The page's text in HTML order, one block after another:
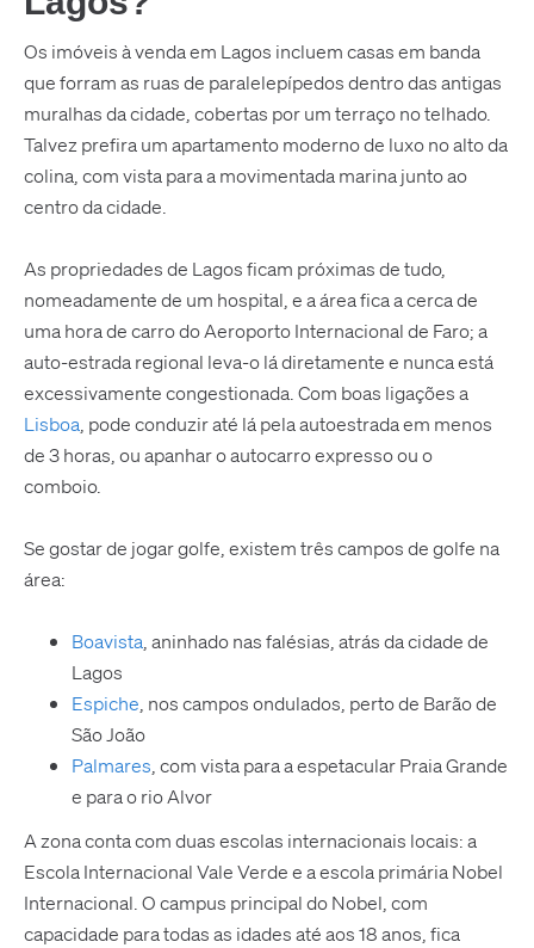
Os imóveis à venda em Lagos incluem casas em banda
que forram as ruas de paralelepípedos dentro das antigas
muralhas da cidade, cobertas por um terraço no telhado.
Talvez prefira um apartamento moderno de luxo no alto da
colina, com vista para a movimentada marina junto ao
centro da cidade.
As propriedades de Lagos ficam próximas de tudo,
nomeadamente de um hospital, e a área fica a cerca de
uma hora de carro do Aeroporto Internacional de Faro; a
auto-estrada regional leva-o lá diretamente e nunca está
excessivamente congestionada. Com boas ligações a
Lisboa , pode conduzir até lá pela autoestrada em menos
de 3 horas, ou apanhar o autocarro expresso ou o
comboio.
Se gostar de jogar golfe, existem três campos de golfe na
área:
Boavista , aninhado nas falésias, atrás da cidade de
Lagos
Espiche , nos campos ondulados, perto de Barão de
São João
Palmares , com vista para a espetacular Praia Grande
e para o rio Alvor
A zona conta com duas escolas internacionais locais: a
Escola Internacional Vale Verde e a escola primária Nobel
Internacional. O campus principal do Nobel, com
capacidade para todas as idades até aos 18 anos, fica